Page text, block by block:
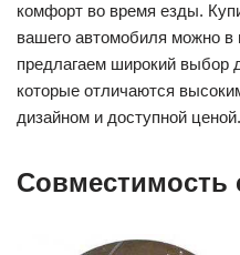
комфорт во время езды.
вашего автомобиля можно
предлагаем широкий выбор
которые отличаются
дизайном и доступной ценой.
Совместимость